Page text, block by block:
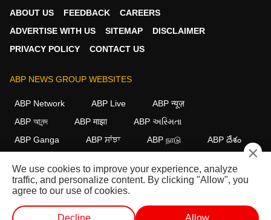
ABOUT US FEEDBACK
CAREERS
ADVERTISE WITH US
SITEMAP
DISCLAIMER
PRIVACY POLICY
CONTACT US
ABP NEWS GROUP WEBSITES
ABP Network ABP Live
ABP न्यूज़
ABP আনন্দ
ABP माझा
ABP અસ્મિતા
ABP Ganga
ABP ਸਾਂਝਾ ABP நாடு ABP దేశం
FOLLOW US
This website follows the DNPA Code of Ethics.
Copyright@2026.
×
We use cookies to improve your experience, analyze
traffic, and personalize content. By clicking "Allow", you
agree to our use of cookies.
Decline Allow